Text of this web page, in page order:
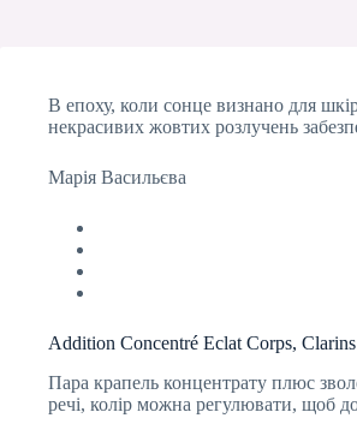
В епоху, коли сонце визнано для
некрасивих жовтих розлучень
Марія Васильєва
Addition Concentré Eclat Corps, Clarins
Пара крапель концентрату плюс
речі, колір можна регулювати, щоб